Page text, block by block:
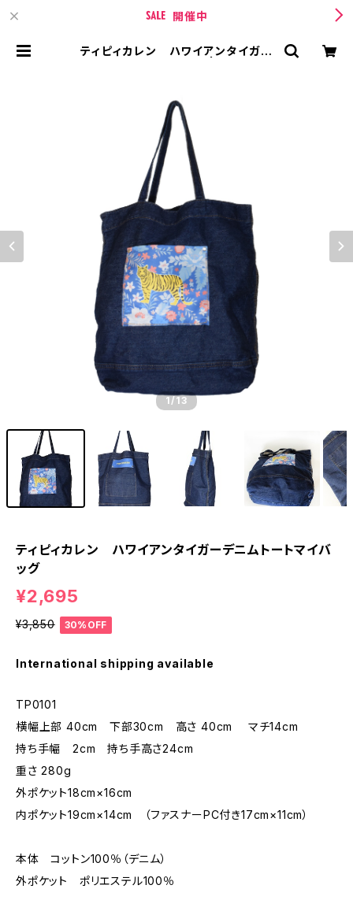
開催中
ティピィカレン ハワイアンタイガー
1/13
ティピィカレン ハワイアンタイガーデニムトートマイバ
ッグ
¥2,695
¥3,850 30%OFF
International shipping available
TP0101
横幅上部 40cm 下部30cm 高さ 40cm マチ14cm
持ち手幅 2cm 持ち手高さ24cm
重さ 280g
外ポケット18cm×16cm
内ポケット19cm×14cm （ファスナーPC付き17cm×11cm）
本体 コットン100％（デニム）
外ポケット ポリエステル100％